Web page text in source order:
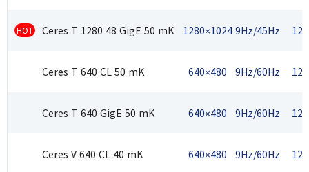
HOT Ceres T 1280 48 GigE 50 mK 1280×1024 9Hz/45Hz
Ceres T 640 CL 50 mK 640×480 9Hz/60Hz
Ceres T 640 GigE 50 mK 640×480 9Hz/60Hz
Ceres V 640 CL 40 mK 640×480 9Hz/60Hz